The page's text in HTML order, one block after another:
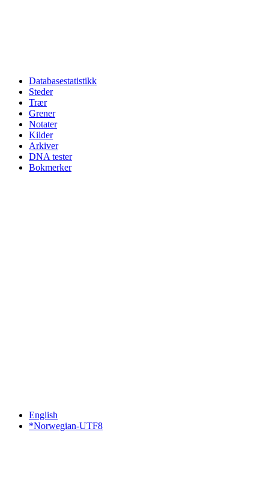
Databasestatistikk
Steder
Trær
Grener
Notater
Kilder
Arkiver
DNA tester
Bokmerker
English
*Norwegian-UTF8